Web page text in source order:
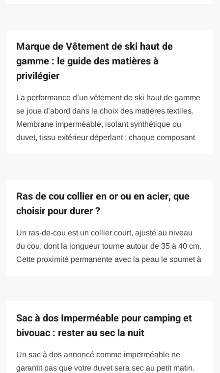
Marque de Vêtement de ski haut de
gamme : le guide des matières à
privilégier
La performance d’un vêtement de ski haut de gamme
se joue d’abord dans le choix des matières textiles.
Membrane imperméable, isolant synthétique ou
duvet, tissu extérieur déperlant : chaque composant
Ras de cou collier en or ou en acier, que
choisir pour durer ?
Un ras-de-cou est un collier court, ajusté au niveau
du cou, dont la longueur tourne autour de 35 à 40 cm.
Cette proximité permanente avec la peau le soumet à
Sac à dos Imperméable pour camping et
bivouac : rester au sec la nuit
Un sac à dos annoncé comme imperméable ne
garantit pas que votre duvet sera sec au petit matin.